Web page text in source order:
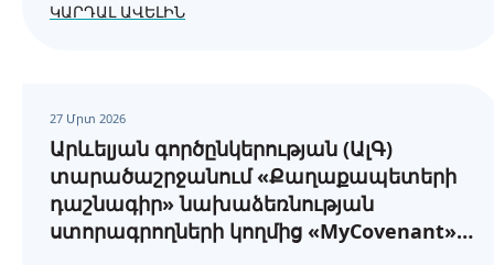
ԿԱՐԴԱԼ ԱՎԵԼԻՆ
27 Մրտ 2026
Արևելյան գործընկերության (ԱլԳ)
տարածաշրջանում «Քաղաքապետերի
դաշնագիր» նախաձեռնության
ստորագրողների կողմից «MyCovenant»